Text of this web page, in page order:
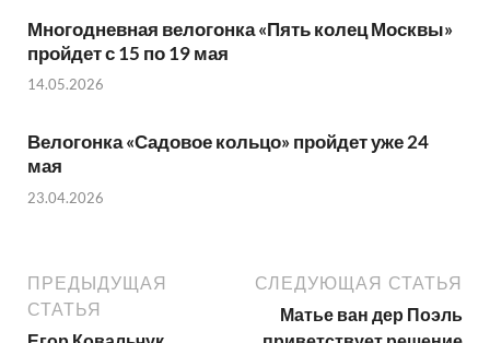
Многодневная велогонка «Пять колец Москвы»
пройдет с 15 по 19 мая
14.05.2026
Велогонка «Садовое кольцо» пройдет уже 24
мая
23.04.2026
ПРЕДЫДУЩАЯ
СТАТЬЯ
СЛЕДУЮЩАЯ СТАТЬЯ
Матье ван дер Поэль